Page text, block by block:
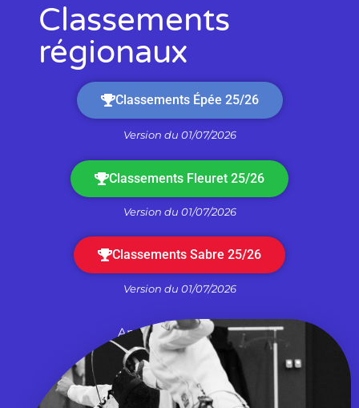
Classements
régionaux
Classements Épée 25/26
Version du 01/07/2026
Classements Fleuret 25/26
Version du 01/07/2026
Classements Sabre 25/26
Version du 01/07/2026
Anciens classements